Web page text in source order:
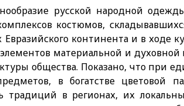
русской народной
костюмов,
континента и в ходе
материальной и духовной
общества. Показано, что при
в богатстве цветовой
традиций в регионах, их